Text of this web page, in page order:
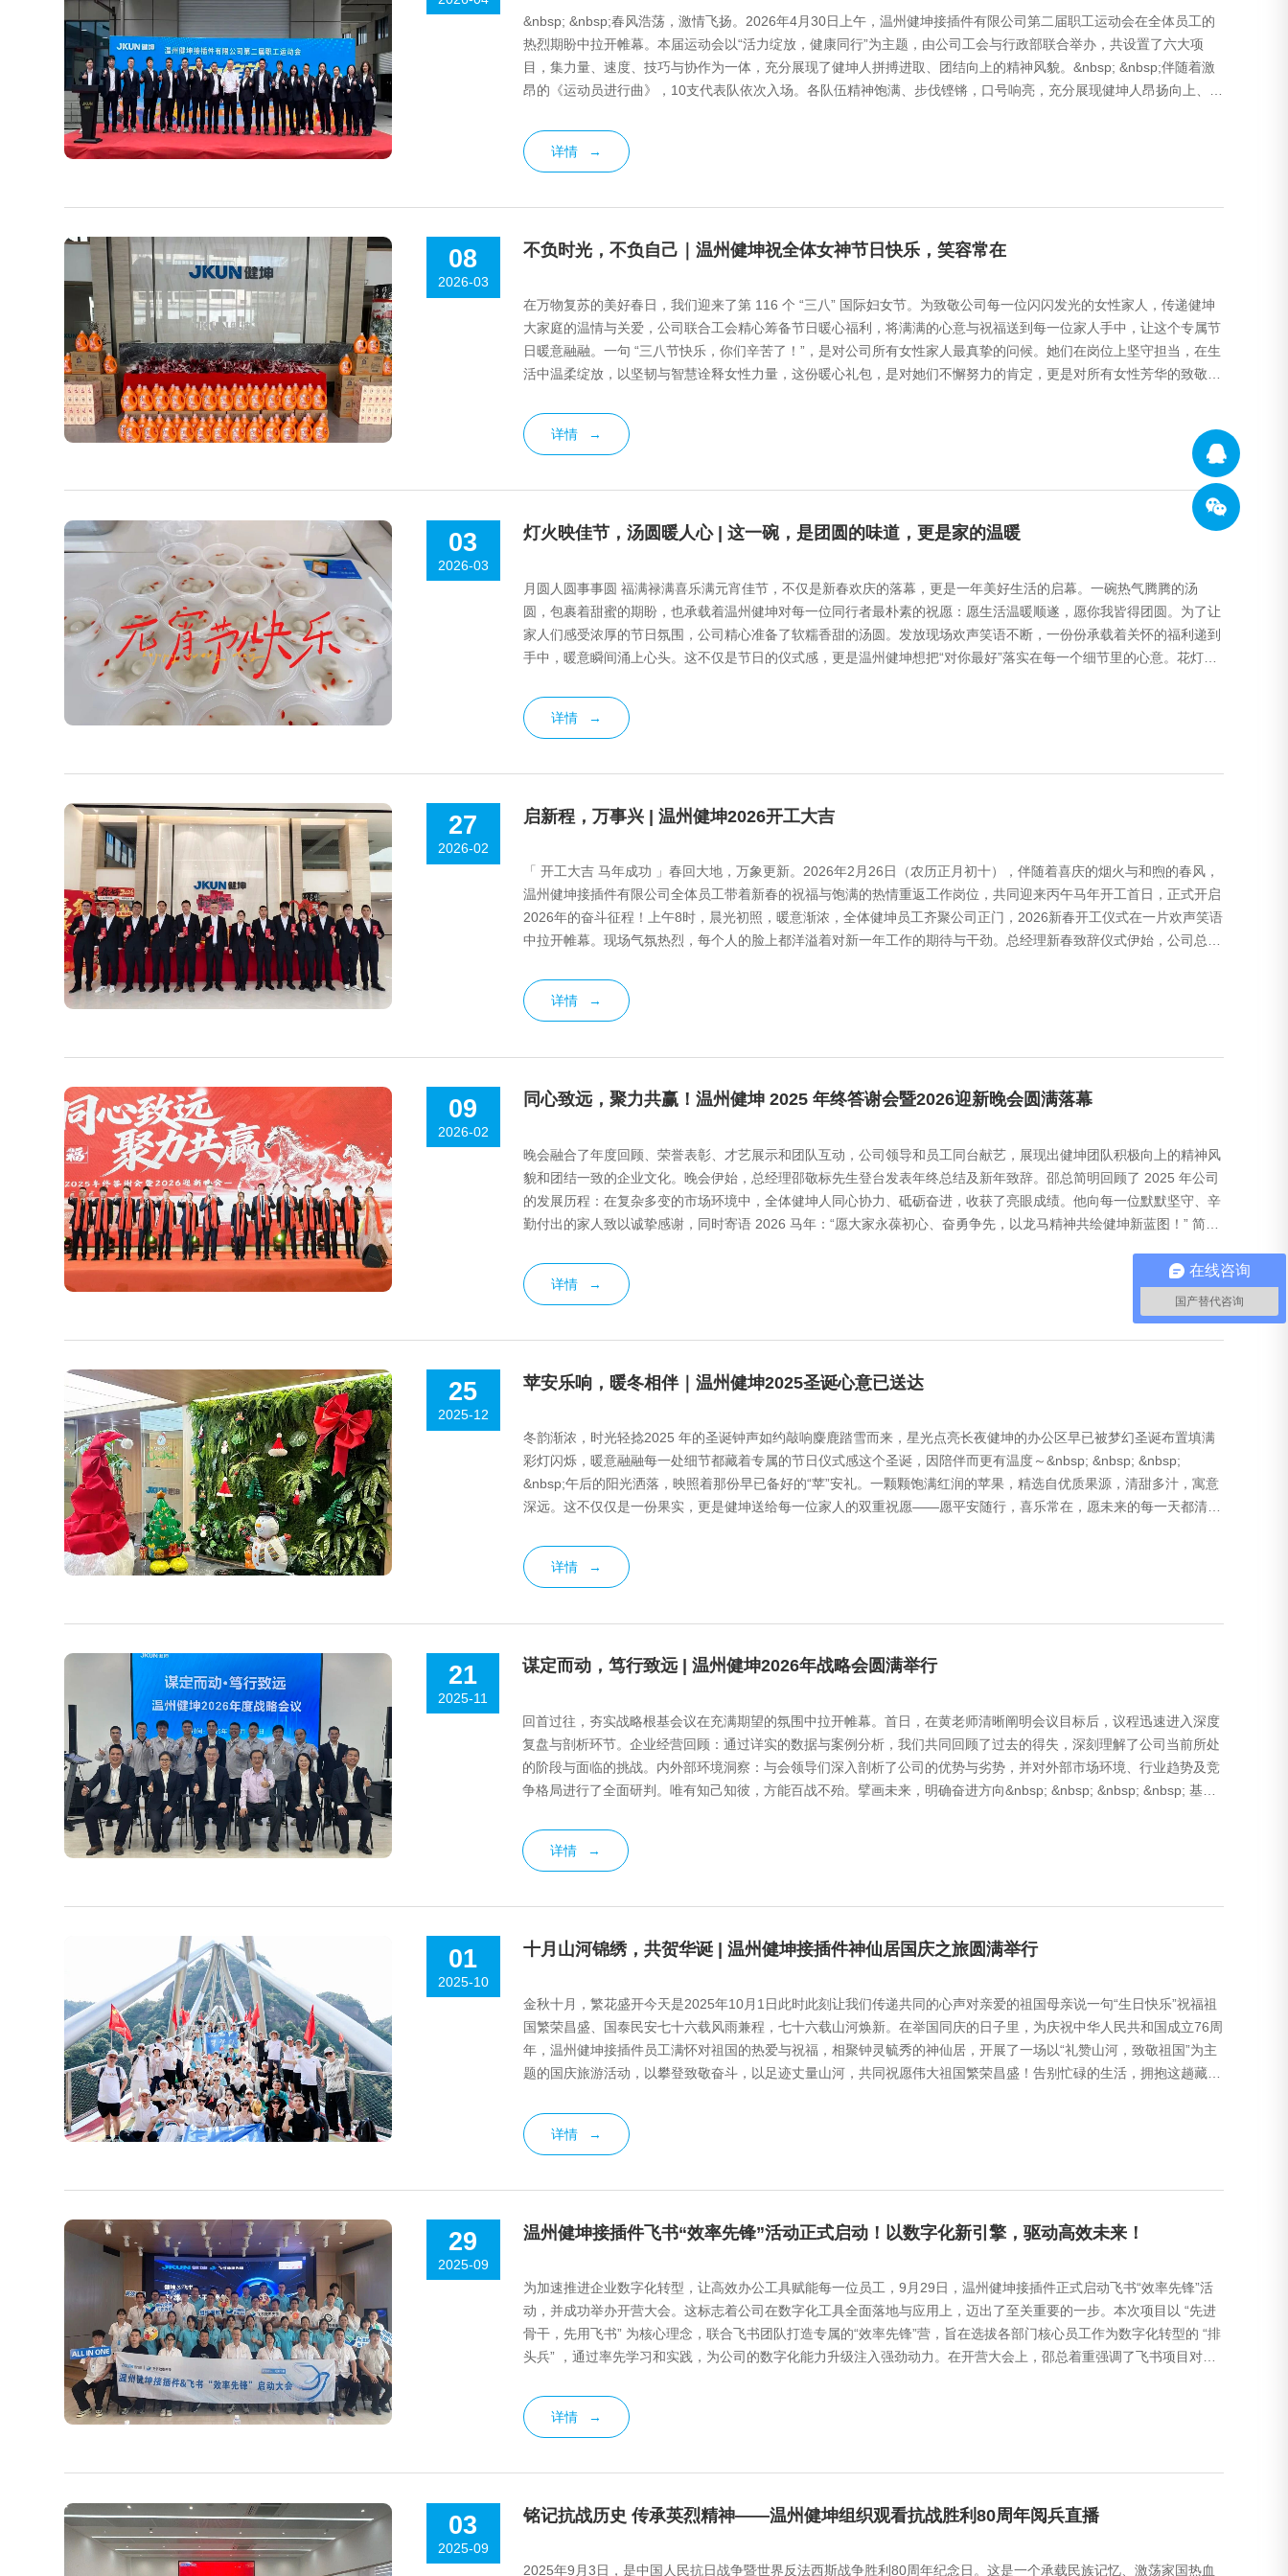
&nbsp; &nbsp;春风浩荡，激情飞扬。2026年4月30日上午，温州健坤接插件有限公司第二届职工运动会在全体员工的
热烈期盼中拉开帷幕。本届运动会以“活力绽放，健康同行”为主题，由公司工会与行政部联合举办，共设置了六大项
目，集力量、速度、技巧与协作为一体，充分展现了健坤人拼搏进取、团结向上的精神风貌。&nbsp; &nbsp;伴随着激
昂的《运动员进行曲》，10支代表队依次入场。各队伍精神饱满、步伐铿锵，口号响亮，充分展现健坤人昂扬向上、奋
详情 →
08
2026-03
不负时光，不负自己｜温州健坤祝全体女神节日快乐，笑容常在
在万物复苏的美好春日，我们迎来了第 116 个 “三八” 国际妇女节。为致敬公司每一位闪闪发光的女性家人，传递健坤
大家庭的温情与关爱，公司联合工会精心筹备节日暖心福利，将满满的心意与祝福送到每一位家人手中，让这个专属节
日暖意融融。一句 “三八节快乐，你们辛苦了！”，是对公司所有女性家人最真挚的问候。她们在岗位上坚守担当，在生
活中温柔绽放，以坚韧与智慧诠释女性力量，这份暖心礼包，是对她们不懈努力的肯定，更是对所有女性芳华的致敬。
详情 →
03
2026-03
灯火映佳节，汤圆暖人心 | 这一碗，是团圆的味道，更是家的温暖
月圆人圆事事圆 福满禄满喜乐满元宵佳节，不仅是新春欢庆的落幕，更是一年美好生活的启幕。一碗热气腾腾的汤
圆，包裹着甜蜜的期盼，也承载着温州健坤对每一位同行者最朴素的祝愿：愿生活温暖顺遂，愿你我皆得团圆。为了让
家人们感受浓厚的节日氛围，公司精心准备了软糯香甜的汤圆。发放现场欢声笑语不断，一份份承载着关怀的福利递到
手中，暖意瞬间涌上心头。这不仅是节日的仪式感，更是温州健坤想把“对你最好”落实在每一个细节里的心意。花灯如
详情 →
27
2026-02
启新程，万事兴 | 温州健坤2026开工大吉
「 开工大吉 马年成功 」春回大地，万象更新。2026年2月26日（农历正月初十），伴随着喜庆的烟火与和煦的春风，
温州健坤接插件有限公司全体员工带着新春的祝福与饱满的热情重返工作岗位，共同迎来丙午马年开工首日，正式开启
2026年的奋斗征程！上午8时，晨光初照，暖意渐浓，全体健坤员工齐聚公司正门，2026新春开工仪式在一片欢声笑语
中拉开帷幕。现场气氛热烈，每个人的脸上都洋溢着对新一年工作的期待与干劲。总经理新春致辞仪式伊始，公司总经
详情 →
09
2026-02
同心致远，聚力共赢！温州健坤 2025 年终答谢会暨2026迎新晚会圆满落幕
晚会融合了年度回顾、荣誉表彰、才艺展示和团队互动，公司领导和员工同台献艺，展现出健坤团队积极向上的精神风
貌和团结一致的企业文化。晚会伊始，总经理邵敬标先生登台发表年终总结及新年致辞。邵总简明回顾了 2025 年公司
的发展历程：在复杂多变的市场环境中，全体健坤人同心协力、砥砺奋进，收获了亮眼成绩。他向每一位默默坚守、辛
勤付出的家人致以诚挚感谢，同时寄语 2026 马年：“愿大家永葆初心、奋勇争先，以龙马精神共绘健坤新蓝图！” 简短
详情 →
25
2025-12
苹安乐响，暖冬相伴｜温州健坤2025圣诞心意已送达
冬韵渐浓，时光轻捻2025 年的圣诞钟声如约敲响麋鹿踏雪而来，星光点亮长夜健坤的办公区早已被梦幻圣诞布置填满
彩灯闪烁，暖意融融每一处细节都藏着专属的节日仪式感这个圣诞，因陪伴而更有温度～&nbsp; &nbsp; &nbsp;
&nbsp;午后的阳光洒落，映照着那份早已备好的“苹”安礼。一颗颗饱满红润的苹果，精选自优质果源，清甜多汁，寓意
深远。这不仅仅是一份果实，更是健坤送给每一位家人的双重祝愿——愿平安随行，喜乐常在，愿未来的每一天都清澈
详情 →
21
2025-11
谋定而动，笃行致远 | 温州健坤2026年战略会圆满举行
回首过往，夯实战略根基会议在充满期望的氛围中拉开帷幕。首日，在黄老师清晰阐明会议目标后，议程迅速进入深度
复盘与剖析环节。企业经营回顾：通过详实的数据与案例分析，我们共同回顾了过去的得失，深刻理解了公司当前所处
的阶段与面临的挑战。内外部环境洞察：与会领导们深入剖析了公司的优势与劣势，并对外部市场环境、行业趋势及竞
争格局进行了全面研判。唯有知己知彼，方能百战不殆。擘画未来，明确奋进方向&nbsp; &nbsp; &nbsp; &nbsp; 基于
详情 →
01
2025-10
十月山河锦绣，共贺华诞 | 温州健坤接插件神仙居国庆之旅圆满举行
金秋十月，繁花盛开今天是2025年10月1日此时此刻让我们传递共同的心声对亲爱的祖国母亲说一句“生日快乐”祝福祖
国繁荣昌盛、国泰民安七十六载风雨兼程，七十六载山河焕新。在举国同庆的日子里，为庆祝中华人民共和国成立76周
年，温州健坤接插件员工满怀对祖国的热爱与祝福，相聚钟灵毓秀的神仙居，开展了一场以“礼赞山河，致敬祖国”为主
题的国庆旅游活动，以攀登致敬奋斗，以足迹丈量山河，共同祝愿伟大祖国繁荣昌盛！告别忙碌的生活，拥抱这趟藏着
详情 →
29
2025-09
温州健坤接插件飞书“效率先锋”活动正式启动！以数字化新引擎，驱动高效未来！
为加速推进企业数字化转型，让高效办公工具赋能每一位员工，9月29日，温州健坤接插件正式启动飞书“效率先锋”活
动，并成功举办开营大会。这标志着公司在数字化工具全面落地与应用上，迈出了至关重要的一步。本次项目以 “先进
骨干，先用飞书” 为核心理念，联合飞书团队打造专属的“效率先锋”营，旨在选拔各部门核心员工作为数字化转型的 “排
头兵” ，通过率先学习和实践，为公司的数字化能力升级注入强劲动力。在开营大会上，邵总着重强调了飞书项目对企
详情 →
03
2025-09
铭记抗战历史 传承英烈精神——温州健坤组织观看抗战胜利80周年阅兵直播
2025年9月3日，是中国人民抗日战争暨世界反法西斯战争胜利80周年纪念日。这是一个承载民族记忆、激荡家国热血
在线咨询
国产替代咨询